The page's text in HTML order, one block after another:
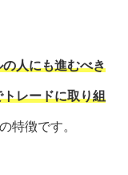
人にも進むべき
レードに取り組
特徴です。